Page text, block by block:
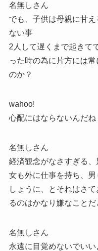
名無しさん
でも、子供は母親に甘
ない事
2人して遅くまで起きて
った時の為に片方には
のか？
wahoo!
心配にはならないんだね
名無しさん
経済観念がなさすぎる、
女も外に仕事を持ち、
しょうに、とそれはさ
るのはかなり嫌なこと
名無しさん
永遠に目覚めないでい